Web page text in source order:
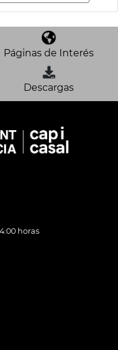
Páginas de Interés
Descargas
horas